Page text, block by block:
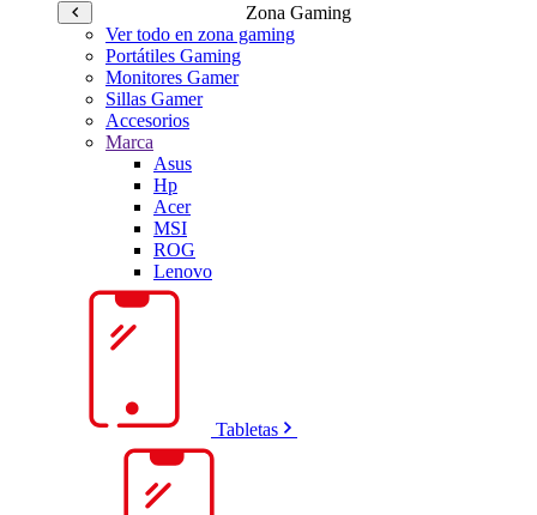
Zona Gaming
Ver todo en zona gaming
Portátiles Gaming
Monitores Gamer
Sillas Gamer
Accesorios
Marca
Asus
Hp
Acer
MSI
ROG
Lenovo
Tabletas